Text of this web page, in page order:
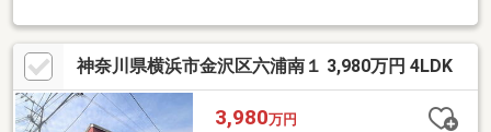
も無く生活利便性を求めながら、のんびりと暮らしたい方へお勧
めな立地。今回の一軒は「駅から平坦で生活利便性が、、、」
「重厚感のあるハウスメーカーの建物が、、、」そのような不動
産をお求めの方へ是非ご覧頂きたい一軒です。
神奈川県横浜市金沢区六浦南１ 3,980万円 4LDK
3,980万円